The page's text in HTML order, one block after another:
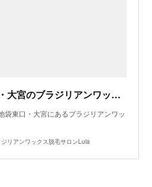
恵比寿・横浜・池袋・大宮のブラジリアンワックス脱毛サロンLula
袋東口・大宮にあるブラジリアンワッ
リアンワックス脱毛サロンLula